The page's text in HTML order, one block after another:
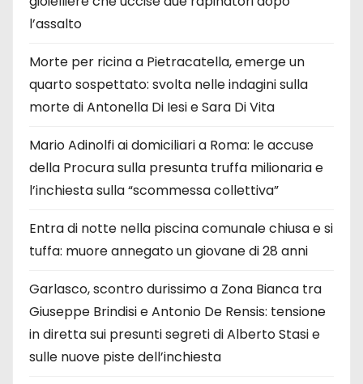
l’assalto
Morte per ricina a Pietracatella, emerge un
quarto sospettato: svolta nelle indagini sulla
morte di Antonella Di Iesi e Sara Di Vita
Mario Adinolfi ai domiciliari a Roma: le accuse
della Procura sulla presunta truffa milionaria e
l’inchiesta sulla “scommessa collettiva”
Entra di notte nella piscina comunale chiusa e si
tuffa: muore annegato un giovane di 28 anni
Garlasco, scontro durissimo a Zona Bianca tra
Giuseppe Brindisi e Antonio De Rensis: tensione
in diretta sui presunti segreti di Alberto Stasi e
sulle nuove piste dell’inchiesta